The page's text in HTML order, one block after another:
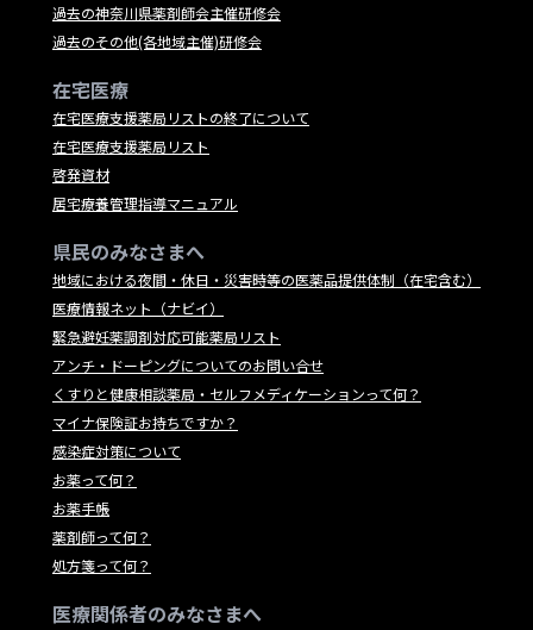
過去の神奈川県薬剤師会主催研修会
過去のその他(各地域主催)研修会
在宅医療
在宅医療支援薬局リストの終了について
在宅医療支援薬局リスト
啓発資材
居宅療養管理指導マニュアル
県民のみなさまへ
地域における夜間・休日・災害時等の医薬品提供体制（在宅含む）
医療情報ネット（ナビイ）
緊急避妊薬調剤対応可能薬局リスト
アンチ・ドーピングについてのお問い合せ
くすりと健康相談薬局・セルフメディケーションって何？
マイナ保険証お持ちですか？
感染症対策について
お薬って何？
お薬手帳
薬剤師って何？
処方箋って何？
医療関係者のみなさまへ